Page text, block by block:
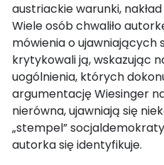
austriackie warunki,
Wiele osób chwaliło
mówienia o ujawniających
krytykowali ją, wskazując
uogólnienia, których
argumentację Wiesinger
nierówna, ujawniają się
„stempel”
autorka się identyfikuje.